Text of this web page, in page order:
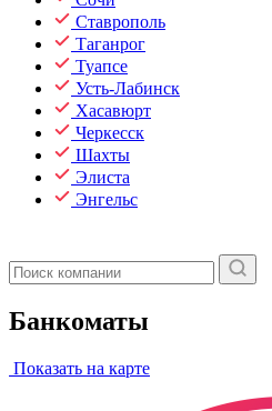
Ставрополь
Таганрог
Туапсе
Усть-Лабинск
Хасавюрт
Черкесск
Шахты
Элиста
Энгельс
Банкоматы
Показать на карте